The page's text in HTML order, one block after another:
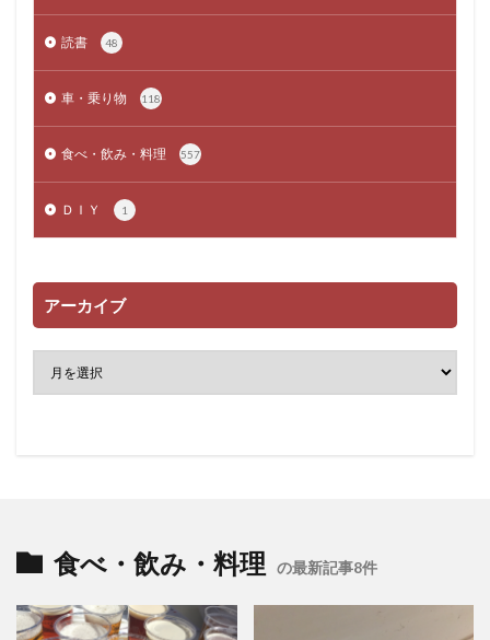
読書 48
車・乗り物 118
食べ・飲み・料理 557
ＤＩＹ 1
アーカイブ
食べ・飲み・料理 の最新記事8件